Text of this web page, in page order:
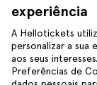
experiência
A Hellotickets
personalizar a sua
aos seus
Preferências de
Privacidade
Termos e
Aviso Legal
Cookies